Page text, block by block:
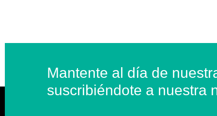
Mantente al día de
suscribiéndote a nuestra